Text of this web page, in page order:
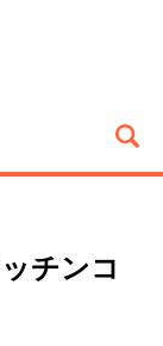
チンコ